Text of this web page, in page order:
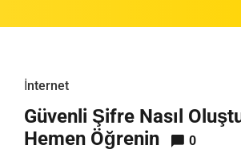
İnternet
Güvenli Şifre Nasıl
Hemen Öğrenin
0